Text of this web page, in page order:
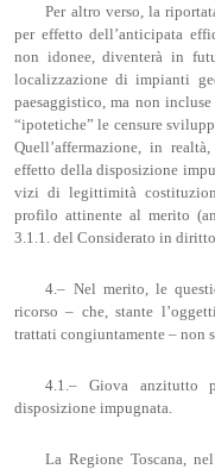
Per altro verso, la
per effetto dell’anticipata
non idonee, diventerà in
localizzazione di impianti
paesaggistico, ma non
“ipotetiche” le censure
Quell’affermazione, in
effetto della disposizione
vizi di legittimità
profilo attinente al merito
3.1.1. del Considerato in
4.– Nel merito, le
ricorso – che, stante
trattati congiuntamente – non
4.1.– Giova anzitutto
disposizione impugnata.
La Regione Toscana,